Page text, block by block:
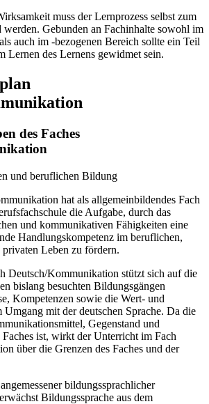
muss der Lernprozess selbst zum
werden. Gebunden an Fachinhalte sowohl im
auch im -bezogenen Bereich sollte ein Teil
Lernen des Lernens gewidmet sein.
des Faches
und beruflichen Bildung
hat als allgemeinbildendes Fach
die Aufgabe, durch das
und kommunikativen Fähigkeiten eine
Handlungskompetenz im beruflichen,
Leben zu fördern.
Deutsch/Kommunikation stützt sich auf die
bislang besuchten Bildungsgängen
Kompetenzen sowie die Wert- und
mit der deutschen Sprache. Da die
Gegenstand und
ist, wirkt der Unterricht im Fach
über die Grenzen des Faches und der
bildungssprachlicher
Bildungssprache aus dem